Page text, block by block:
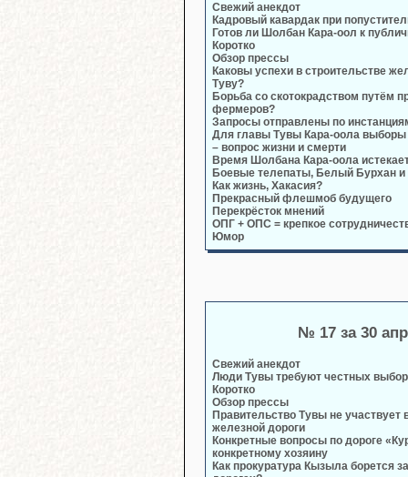
Свежий анекдот
Кадровый кавардак при
Готов ли Шолбан Кара-оол к
Коротко
Обзор прессы
Каковы успехи в строительстве
Туву?
Борьба со скотокрадством путём
фермеров?
Запросы отправлены по
Для главы Тувы Кара-оола
– вопрос жизни и смерти
Время Шолбана Кара-оола
Боевые телепаты, Белый Бурхан
Как жизнь, Хакасия?
Прекрасный флешмоб будущего
Перекрёсток мнений
ОПГ + ОПС = крепкое
Юмор
№ 17 за 30
Свежий анекдот
Люди Тувы требуют честных
Коротко
Обзор прессы
Правительство Тувы не участвует
железной дороги
Конкретные вопросы по дороге
конкретному хозяину
Как прокуратура Кызыла борется